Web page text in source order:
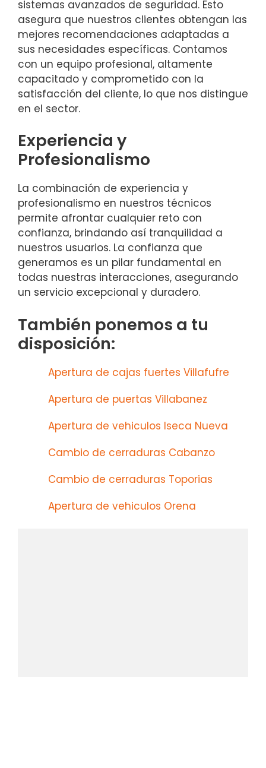
sistemas avanzados de seguridad. Esto
asegura que nuestros clientes obtengan las
mejores recomendaciones adaptadas a
sus necesidades específicas. Contamos
con un equipo profesional, altamente
capacitado y comprometido con la
satisfacción del cliente, lo que nos distingue
en el sector.
Experiencia y
Profesionalismo
La combinación de experiencia y
profesionalismo en nuestros técnicos
permite afrontar cualquier reto con
confianza, brindando así tranquilidad a
nuestros usuarios. La confianza que
generamos es un pilar fundamental en
todas nuestras interacciones, asegurando
un servicio excepcional y duradero.
También ponemos a tu
disposición:
Apertura de cajas fuertes Villafufre
Apertura de puertas Villabanez
Apertura de vehiculos Iseca Nueva
Cambio de cerraduras Cabanzo
Cambio de cerraduras Toporias
Apertura de vehiculos Orena